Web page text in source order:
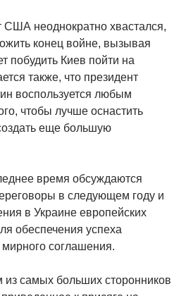
США неоднократно хвастался,
конец войне, вызывая
побудить Киев пойти на
также, что президент
воспользуется любым
чтобы лучше оснастить
еще большую
время обсуждаются
в следующем году и
в Украине европейских
обеспечения успеха
соглашения.
из самых больших сторонников